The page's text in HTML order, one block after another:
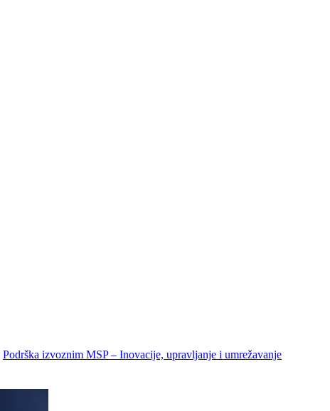
Podrška izvoznim MSP – Inovacije, upravljanje i umrežavanje